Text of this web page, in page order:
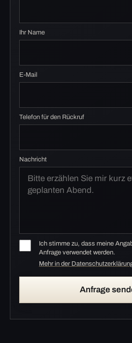
Ihr Name
E-Mail
Telefon für den Rückruf
Nachricht
Ich stimme zu, dass meine
Anfrage verwendet werden.
Mehr in der
Anfrage